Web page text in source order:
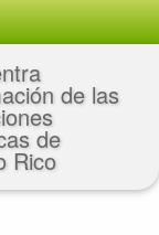
de las
de
Rico